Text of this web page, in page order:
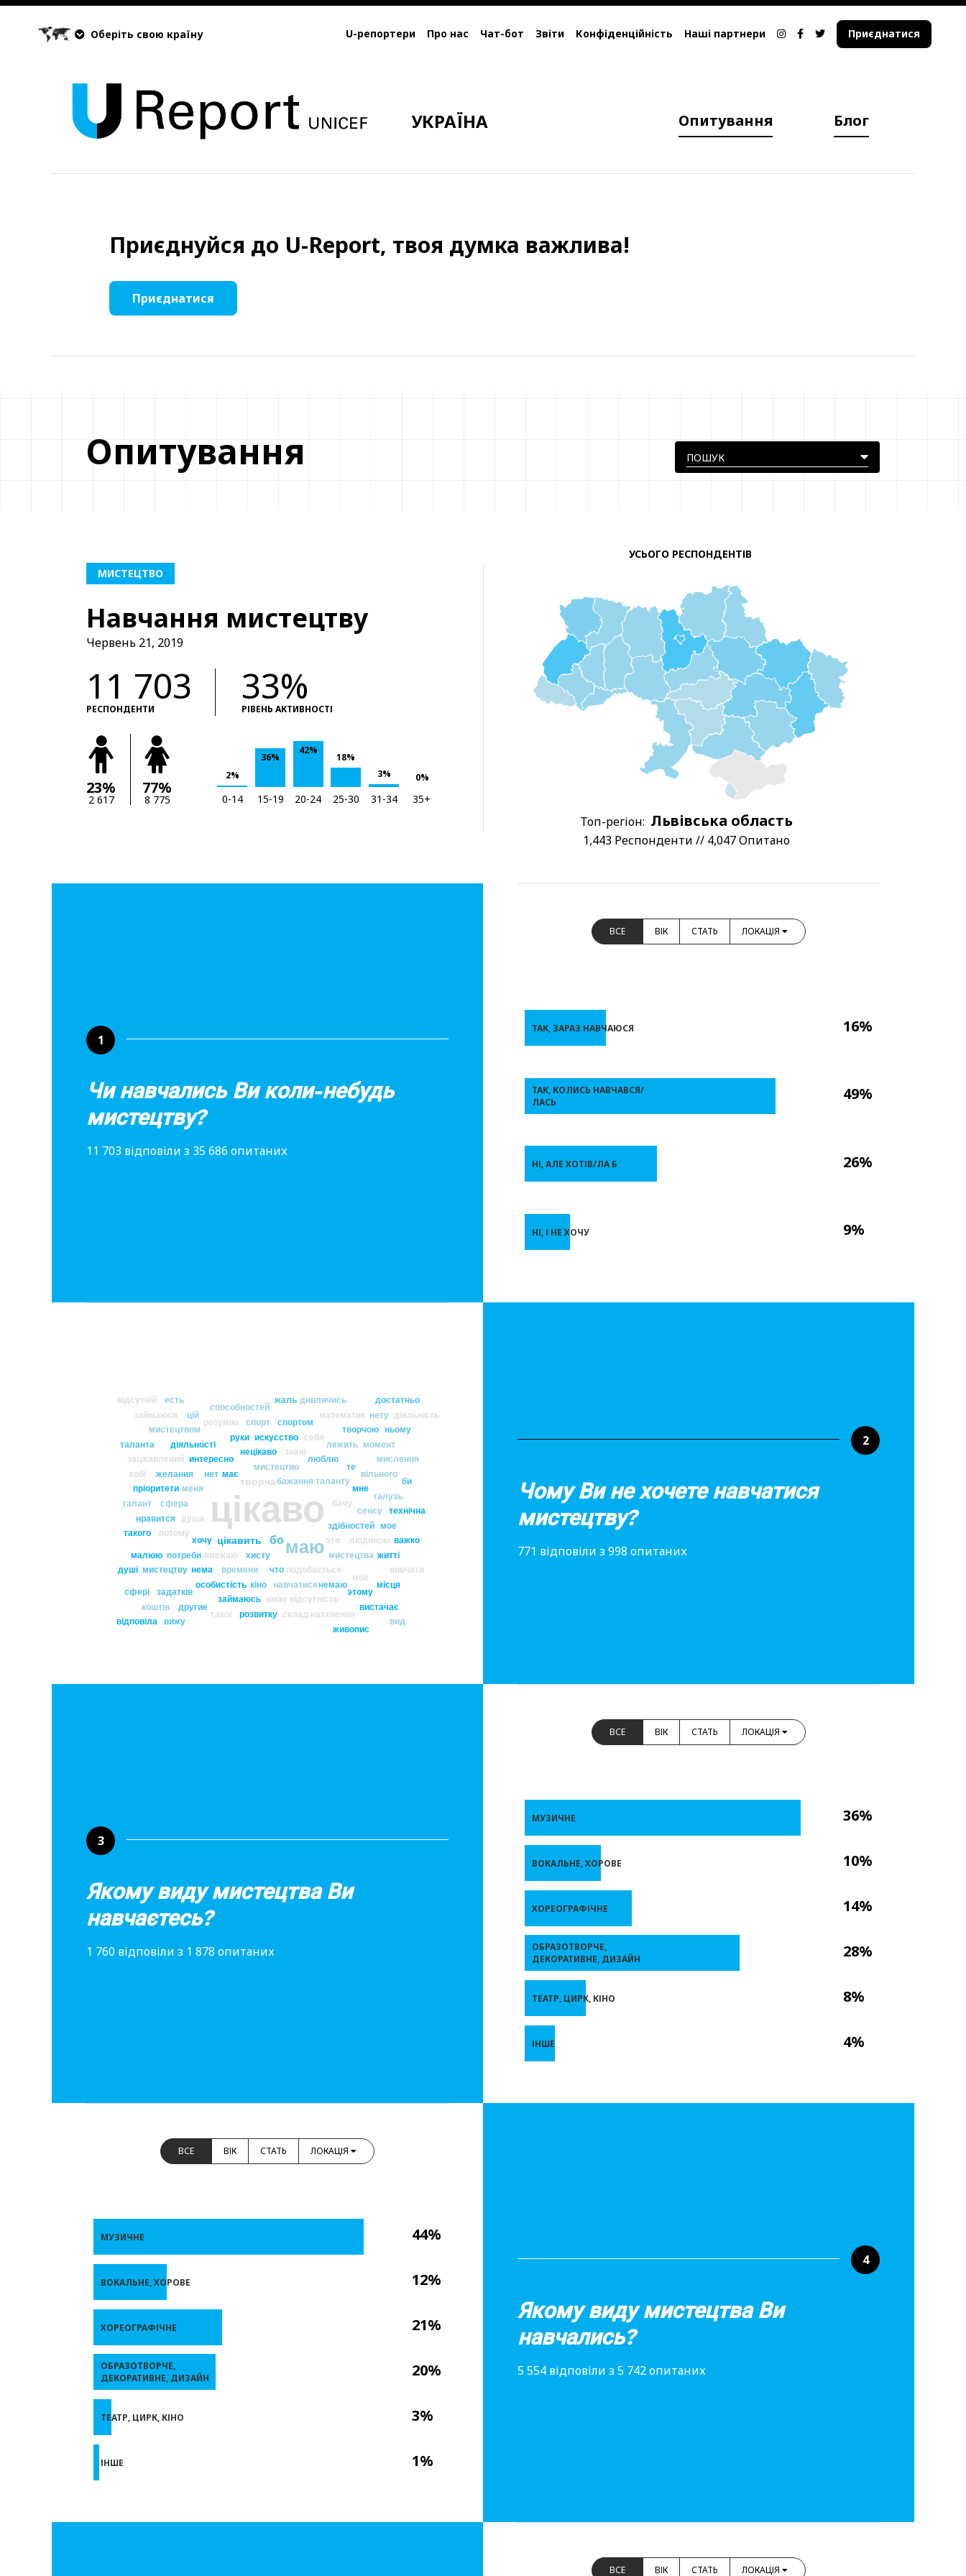
Оберіть свою країну U-репортери Про нас Чат-бот Звіти Конфіденційність Наші партнери Приєднатися
УКРАЇНА Опитування Блог
Приєднуйся до U-Report, твоя думка важлива!
Приєднатися
Опитування
МИСТЕЦТВО
Навчання мистецтву
Червень 21, 2019
11 703
РЕСПОНДЕНТИ
33%
РІВЕНЬ АКТИВНОСТІ
23%
2 617
77%
8 775
2%
36%
42%
18%
3%
0%
0-14 15-19 20-24 25-30 31-34 35+
УСЬОГО РЕСПОНДЕНТІВ
Топ-регіон: Львівська область
1,443 Респонденти // 4,047 Опитано
1
Чи навчались Ви коли-небудь
мистецтву?
11 703 відповіли з 35 686 опитаних
ВСЕ ВІК СТАТЬ ЛОКАЦІЯ
16%
49%
26%
9%
ТАК, ЗАРАЗ НАВЧАЮСЯ
ТАК, КОЛИСЬ НАВЧАВСЯ/
ЛАСЬ
НІ, АЛЕ ХОТІВ/ЛА Б
НІ, І НЕ ХОЧУ
2
Чому Ви не хочете навчатися
мистецтву?
771 відповіли з 998 опитаних
цікаво
маю
бо
цікавить
творчабажання
хисту
має
вважаю
мистецтво
нет
интересно
подобається
таланту
люблю
хочу
бачу
времени
здібностей
нема
это
мистецтва
что
нецікаво
душа
меня
потреби
діяльності
знаю
лежить
те
мне
моё
навчатисянемаю
особистість
потому
сфера
желания
искусство
людиною
мистецтвом
мистецтву
руки себя
сенсу
творчою
этому
відсутність
вільного
задатків
займаюсь
зацікавлений
момент
нравится
пріоритети
розумію спорт спортом
вистачає
вмію
галузь
другие
житті
займаюся
коштів
кіно
малюю
математик
мислення
мое
місця
натхнення
нету
ньому
розвитку склад
способностей
сфері
такого
такої
талант
таланта
технічна
хобі
цій
би
важко
вивчати
вид
вижу
відповіла
відсутній дивлячись достатньо
душі
діяльність
есть жаль
живопис
3
Якому виду мистецтва Ви
навчаєтесь?
1 760 відповіли з 1 878 опитаних
ВСЕ ВІК СТАТЬ ЛОКАЦІЯ
36%
10%
14%
28%
8%
4%
МУЗИЧНЕ
ВОКАЛЬНЕ, ХОРОВЕ
ХОРЕОГРАФІЧНЕ
ОБРАЗОТВОРЧЕ,
ДЕКОРАТИВНЕ, ДИЗАЙН
ТЕАТР, ЦИРК, КІНО
ІНШЕ
4
Якому виду мистецтва Ви
навчались?
5 554 відповіли з 5 742 опитаних
ВСЕ ВІК СТАТЬ ЛОКАЦІЯ
44%
12%
21%
20%
3%
1%
МУЗИЧНЕ
ВОКАЛЬНЕ, ХОРОВЕ
ХОРЕОГРАФІЧНЕ
ОБРАЗОТВОРЧЕ,
ДЕКОРАТИВНЕ, ДИЗАЙН
ТЕАТР, ЦИРК, КІНО
ІНШЕ
ВСЕ ВІК СТАТЬ ЛОКАЦІЯ